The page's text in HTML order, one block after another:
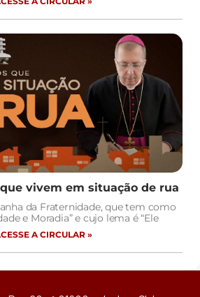
vivem em situação de rua
da Fraternidade, que tem como
e Moradia” e cujo lema é “Ele
A CIRCULAR »